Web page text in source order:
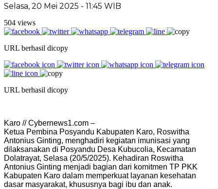
Selasa, 20 Mei 2025 - 11:45 WIB
504 views
URL berhasil dicopy
URL berhasil dicopy
Karo // Cybernews1.com –
Ketua Pembina Posyandu Kabupaten Karo, Roswitha
Antonius Ginting, menghadiri kegiatan imunisasi yang
dilaksanakan di Posyandu Desa Kubucolia, Kecamatan
Dolatrayat, Selasa (20/5/2025). Kehadiran Roswitha
Antonius Ginting menjadi bagian dari komitmen TP PKK
Kabupaten Karo dalam memperkuat layanan kesehatan
dasar masyarakat, khususnya bagi ibu dan anak.